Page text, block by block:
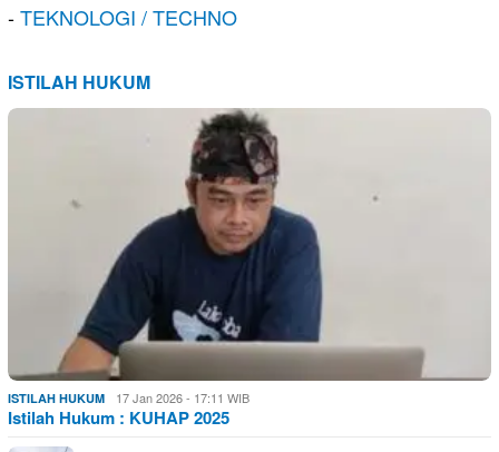
-TEKNOLOGI / TECHNO
ISTILAH HUKUM
ISTILAH HUKUM 17 Jan 2026 - 17:11 WIB
Istilah Hukum : KUHAP 2025